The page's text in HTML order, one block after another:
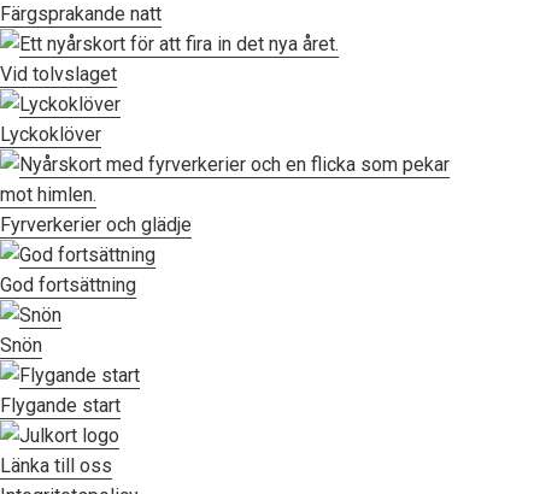
Färgsprakande natt
Vid tolvslaget
Lyckoklöver
Fyrverkerier och glädje
God fortsättning
Snön
Flygande start
Länka till oss